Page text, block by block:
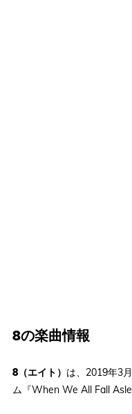
8の楽曲情報
8（エイト） は、2019年3
ム『When We All Fall